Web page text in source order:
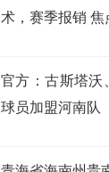
术，赛季报销 焦
官方：古斯塔沃
球员加盟河南队